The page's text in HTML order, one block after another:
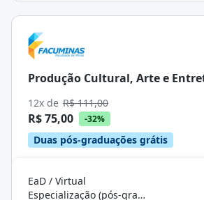
Produção Cultural, Arte e
12x de R$ 111,00
R$ 75,00 -32%
Duas pós-graduações grátis
EaD / Virtual
Especialização (pós-graduação)